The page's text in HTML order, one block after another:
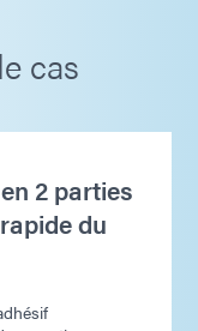
cas
2 parties
du